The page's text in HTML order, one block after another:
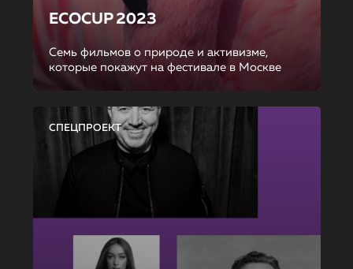
ECOCUP 2023
Семь фильмов о природе и активизме,
которые покажут на фестивале в Москве
СПЕЦПРОЕКТ